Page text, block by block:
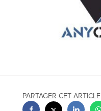
PARTAGER CET ARTICLE